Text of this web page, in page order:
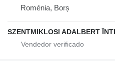
Roménia, Borș